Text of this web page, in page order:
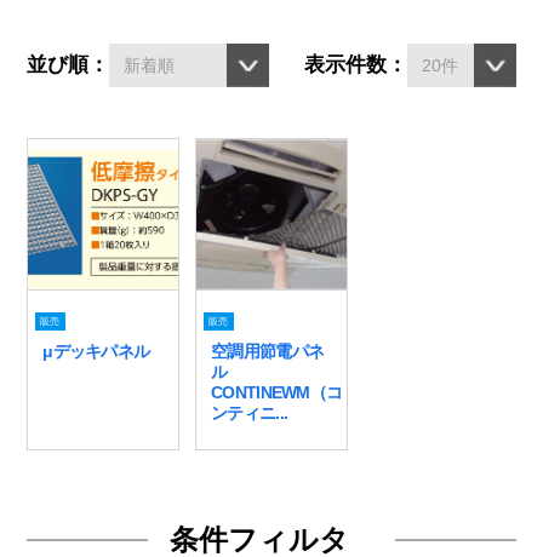
並び順： 表示件数：
販売
μデッキパネル
販売
空調用節電パネ
ル
CONTINEWM（コ
ンティニ...
条件フィルタ